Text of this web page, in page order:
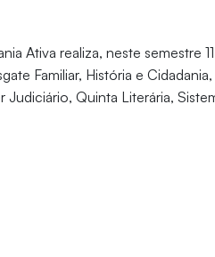
Ativa realiza, neste semestre
Familiar, História e
Quinta Literária,